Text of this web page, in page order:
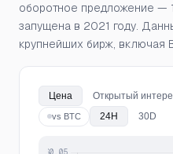
оборотное предложение —
запущена в 2021 году.
крупнейших бирж, включая
Цена Открытый
vs BTC 24H 30D